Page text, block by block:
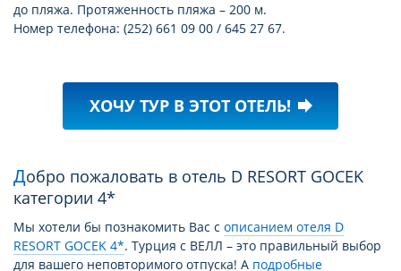
до пляжа. Протяженность пляжа – 200 м.
Номер телефона: (252) 661 09 00 / 645 27 67.
ХОЧУ ТУР В ЭТОТ ОТЕЛЬ! forward
Добро пожаловать в отель D RESORT GOCEK
категории 4*
Мы хотели бы познакомить Вас с описанием отеля D
RESORT GOCEK 4*. Турция с ВЕЛЛ – это правильный выбор
для вашего неповторимого отпуска! А подробные